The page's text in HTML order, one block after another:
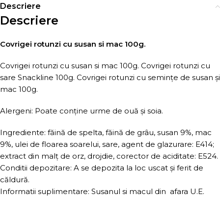
Descriere
Descriere
Covrigei rotunzi cu susan si mac 100g.
Covrigei rotunzi cu susan si mac 100g. Covrigei rotunzi cu
sare Snackline 100g. Covrigei rotunzi cu semințe de susan și
mac 100g.
Alergeni: Poate conţine urme de ouă şi soia.
Ingrediente: făină de spelta, făină de grâu, susan 9%, mac
9%, ulei de floarea soarelui, sare, agent de glazurare: E414;
extract din malţ de orz, drojdie, corector de aciditate: E524.
Conditii depozitare: A se depozita la loc uscat şi ferit de
căldură.
Informatii suplimentare: Susanul si macul din afara U.E.